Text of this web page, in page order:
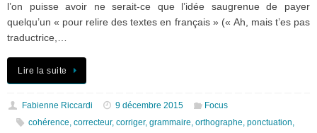
l’on puisse avoir ne serait-ce que l’idée saugrenue de payer
quelqu’un « pour relire des textes en français » (« Ah, mais t’es pas
traductrice,…
Lire la suite
Fabienne Riccardi 9 décembre 2015
Focus
cohérence,correcteur,corriger,grammaire,orthographe,ponctuation,